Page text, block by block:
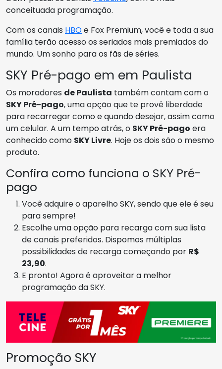
conceituada programação.
Com os canais HBOe Fox Premium, você e toda a sua
família terão acesso os seriados mais premiados do
mundo. Um sonho para os fãs de séries.
SKY Pré-pago em em Paulista
Os moradores de Paulista também contam com o
SKY Pré-pago, uma opção que te provê liberdade
para recarregar como e quando desejar, assim como
um celular. A um tempo atrás, o SKY Pré-pago era
conhecido como SKY Livre. Hoje os dois são o mesmo
produto.
Confira como funciona o SKY Pré-
pago
Você adquire o aparelho SKY, sendo que ele é seu
para sempre!
Escolhe uma opção para recarga com sua lista
de canais preferidos. Dispomos múltiplas
possibilidades de recarga começando por R$
23,90.
E pronto! Agora é aproveitar a melhor
programação da SKY.
Promoção SKY